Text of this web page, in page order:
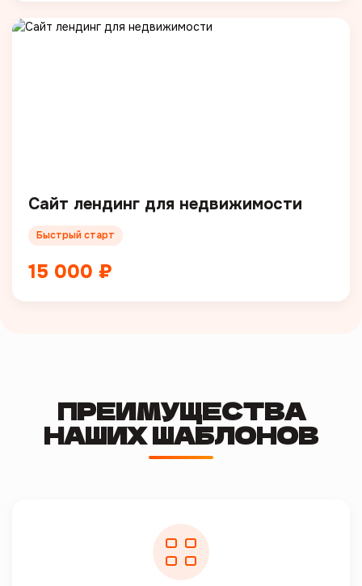
Сайт лендинг для недвижимости
Быстрый старт
15 000 ₽
ПРЕИМУЩЕСТВА
НАШИХ ШАБЛОНОВ